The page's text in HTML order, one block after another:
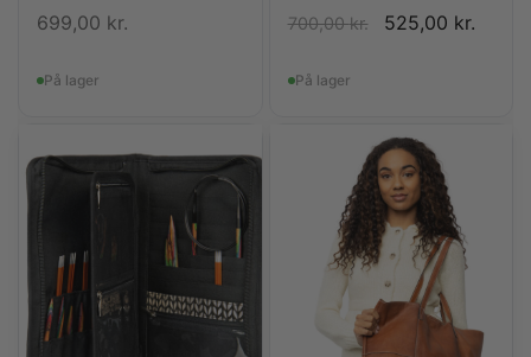
699,00 kr.
På lager
700,00kr. 525,00 kr.
På lager